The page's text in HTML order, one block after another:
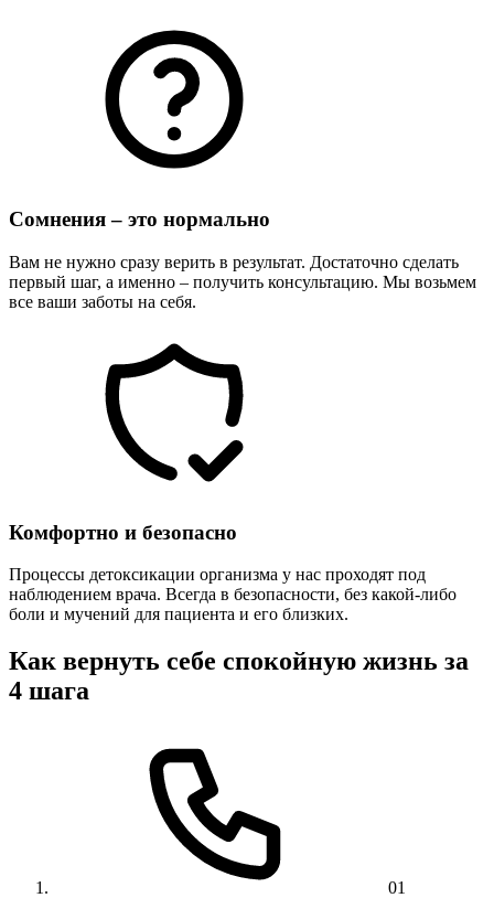
Сомнения – это нормально
Вам не нужно сразу верить в результат. Достаточно сделать
первый шаг, а именно – получить консультацию. Мы возьмем
все ваши заботы на себя.
Комфортно и безопасно
Процессы детоксикации организма у нас проходят под
наблюдением врача. Всегда в безопасности, без какой-либо
боли и мучений для пациента и его близких.
Как вернуть себе спокойную жизнь за
4 шага
01